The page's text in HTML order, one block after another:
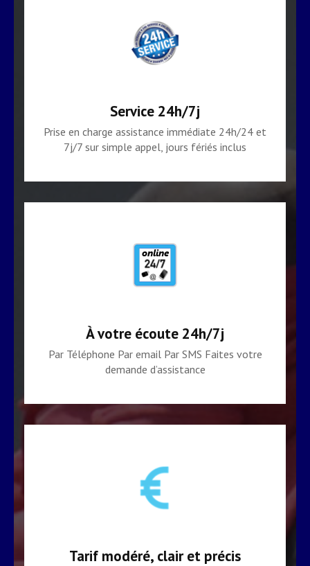
Service 24h/7j
Prise en charge assistance immédiate 24h/24 et
7j/7 sur simple appel, jours fériés inclus
À votre écoute 24h/7j
Par Téléphone Par email Par SMS Faites votre
demande d’assistance
Tarif modéré, clair et précis